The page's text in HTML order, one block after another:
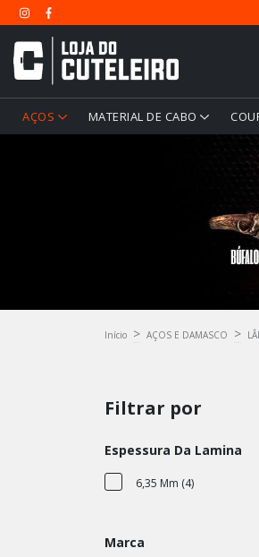
AÇOS MATERIAL DE CABO
Início > AÇOS E DAMASCO >
Filtrar por
Espessura Da Lamina
6,35 Mm (4)
Marca